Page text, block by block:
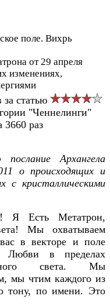
поле. Вихрь
от 29 апреля
изменениях,
за статью
"Ченнелинги"
3660 раз
Архангела
о происходящих и
с кристаллическими
Я Есть Метатрон,
Мы охватываем
в векторе и поле
Любви в пределах
света. Мы
мы чтим каждого из
тону, по имени. Это